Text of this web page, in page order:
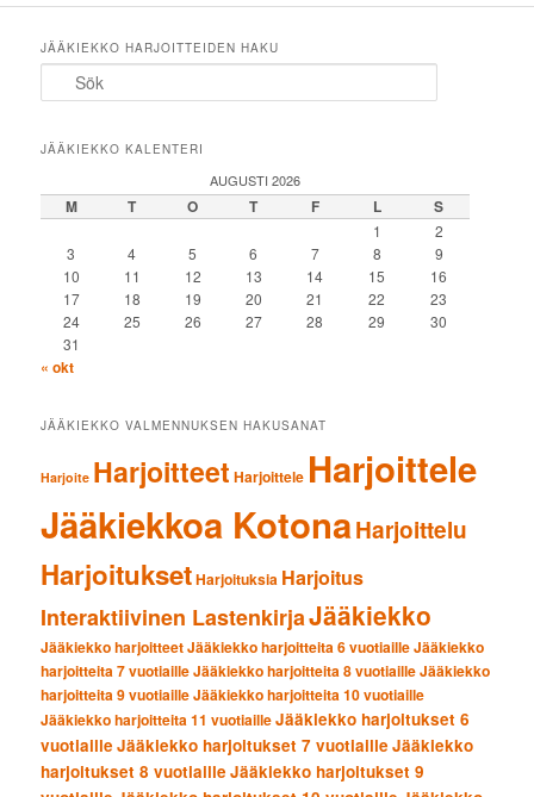
JÄÄKIEKKO HARJOITTEIDEN HAKU
JÄÄKIEKKO KALENTERI
AUGUSTI 2026
M T O T F L S
1
2
3
4 5 6 7 8
9
10
11 12 13 14 15
16
17
18 19 20 21 22
23
24
25 26 27 28 29
30
31
« okt
JÄÄKIEKKO VALMENNUKSEN HAKUSANAT
Harjoite Harjoitteet Harjoittele Harjoittele
Jääkiekkoa KotonaHarjoittelu
HarjoituksetHarjoituksia Harjoitus
Interaktiivinen LastenkirjaJääkiekko
Jääkiekko harjoitteetJääkiekko harjoitteita 6 vuotiailleJääkiekko
harjoitteita 7 vuotiailleJääkiekko harjoitteita 8 vuotiailleJääkiekko
harjoitteita 9 vuotiailleJääkiekko harjoitteita 10 vuotiaille
Jääkiekko harjoitteita 11 vuotiailleJääkiekko harjoitukset 6
vuotiaille Jääkiekko harjoitukset 7 vuotiaille Jääkiekko
harjoitukset 8 vuotiaille Jääkiekko harjoitukset 9